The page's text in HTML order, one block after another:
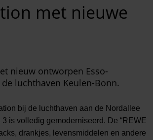
met nieuwe
bij de luchthaven aan de Nordallee
is volledig gemoderniseerd. De “REWE
drankjes, levensmiddelen en andere